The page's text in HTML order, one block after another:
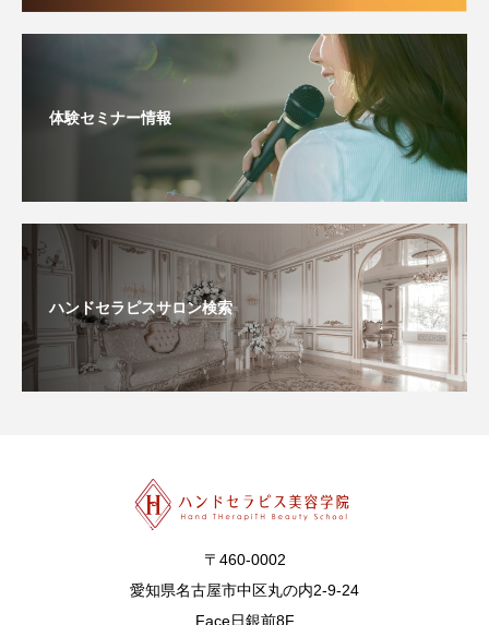
体験セミナー情報
ハンドセラピスサロン検索
〒460-0002
愛知県名古屋市中区丸の内2-9-24
Face日銀前8F